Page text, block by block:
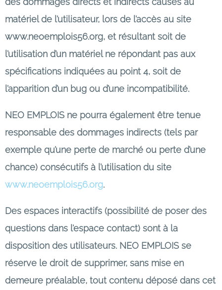
matériel de l’utilisateur, lors de l’accès au site
www.neoemplois56.org, et résultant soit de
l’utilisation d’un matériel ne répondant pas aux
spécifications indiquées au point 4, soit de
l’apparition d’un bug ou d’une incompatibilité.
NEO EMPLOIS ne pourra également être tenue
responsable des dommages indirects (tels par
exemple qu’une perte de marché ou perte d’une
chance) consécutifs à l’utilisation du site
www.neoemplois56.org.
Des espaces interactifs (possibilité de poser des
questions dans l’espace contact) sont à la
disposition des utilisateurs. NEO EMPLOIS se
réserve le droit de supprimer, sans mise en
demeure préalable, tout contenu déposé dans cet